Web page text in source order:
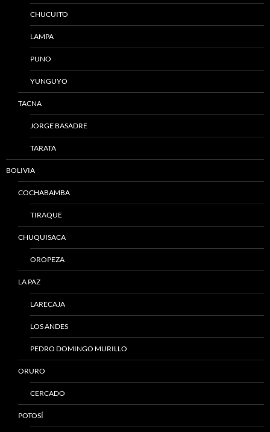
CHUCUITO
LAMPA
PUNO
YUNGUYO
TACNA
JORGE BASADRE
TARATA
BOLIVIA
COCHABAMBA
TIRAQUE
CHUQUISACA
OROPEZA
LA PAZ
LARECAJA
LOS ANDES
PEDRO DOMINGO MURILLO
ORURO
CERCADO
POTOSÍ